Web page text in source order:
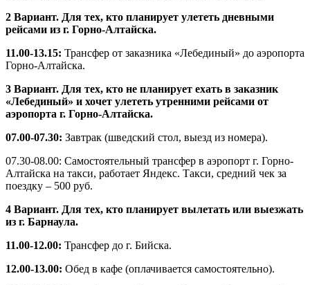
2 Вариант. Для тех, кто планирует улететь дневными
рейсами из г. Горно-Алтайска.
11.00-13.15: Трансфер от заказника «Лебединый» до аэропорта
Горно-Алтайска.
3 Вариант. Для тех, кто не планирует ехать в заказник
«Лебединый» и хочет улететь утренними рейсами от
аэропорта г. Горно-Алтайска.
07.00-07.30: Завтрак (шведский стол, выезд из номера).
07.30-08.00: Самостоятельный трансфер в аэропорт г. Горно-
Алтайска на такси, работает Яндекс. Такси, средний чек за
поездку – 500 руб.
4 Вариант. Для тех, кто планирует вылетать или выезжать
из г. Барнаула.
11.00-12.00: Трансфер до г. Бийска.
12.00-13.00: Обед в кафе (оплачивается самостоятельно).